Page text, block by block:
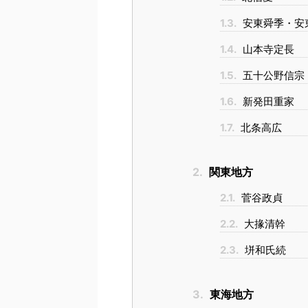
1.3. 安東舜季・安
1.4. 山本寺定長
1.5. 五十公野信宗
1.6. 新発田重家
1.7. 北条高広
2. 関東地方
2.1. 菅谷政貞
2.2. 大掾清幹
2.3. 垪和氏続
3. 東海地方